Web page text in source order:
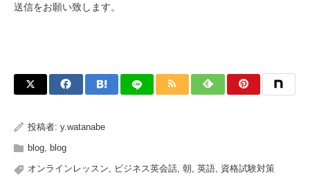
送信をお願い致します。
投稿者: y.watanabe
blog blog
オンラインレッスン
ビジネス英会話 朝 英語 資格試験対策